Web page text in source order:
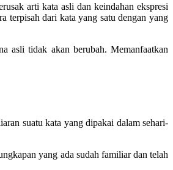
arti kata asli dan keindahan ekspresi
terpisah dari kata yang satu dengan yang
asli tidak akan berubah. Memanfaatkan
suatu kata yang dipakai dalam sehari-
yang ada sudah familiar dan telah